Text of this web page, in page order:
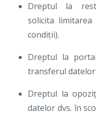
Dreptul la
solicita
condiții).
Dreptul la
transferul
Dreptul la
datelor dvs. în